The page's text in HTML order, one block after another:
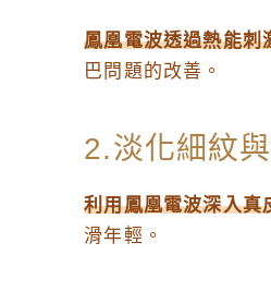
鳳凰電波透過熱能刺
巴問題的改善。
2.淡化細紋
利用鳳凰電波深入真
滑年輕。